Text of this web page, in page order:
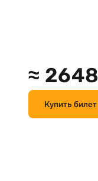
≈ 2648
Купить билет